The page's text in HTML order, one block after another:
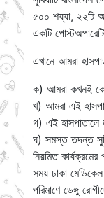
৫০০ শয্যা, ২২টি
একটি
এখানে আমরা
ক) আমরা কখনই
খ) আমরা এই
গ) এই হাসপাতালে
ঘ) সমস্ত তদন্ত
নিয়মিত কার্যক্রমের
সময় ঢাকা
পরিমাণে ডেঙ্গু